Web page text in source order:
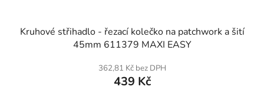
Kruhové střihadlo - řezací kolečko na patchwork a šití
45mm 611379 MAXI EASY
362,81 Kč bez DPH
439 Kč